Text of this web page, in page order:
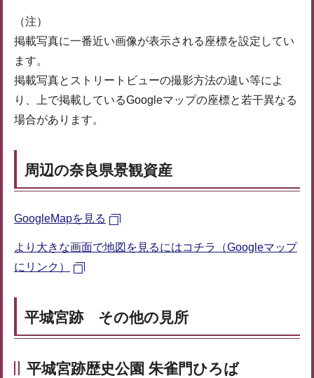
（注）
掲載写真に一番近い画像が表示される座標を設定してい
ます。
掲載写真とストリートビューの撮影方法の違い等によ
り、上で掲載しているGoogleマップの座標と若干異なる
場合があります。
周辺の奈良県景観資産
GoogleMapを見る
より大きな画面で地図を見るにはコチラ（Googleマップ
にリンク）
平城宮跡 その他の見所
平城宮跡歴史公園 朱雀門ひろば